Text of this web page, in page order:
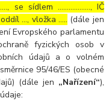
se sídlem ………………, IČ
…, vložka ….. (dále jen
Evropského parlamentu
fyzických osob v
údajů a o volném
95/46/ES (obecné
(dále jen „Nařízení“),